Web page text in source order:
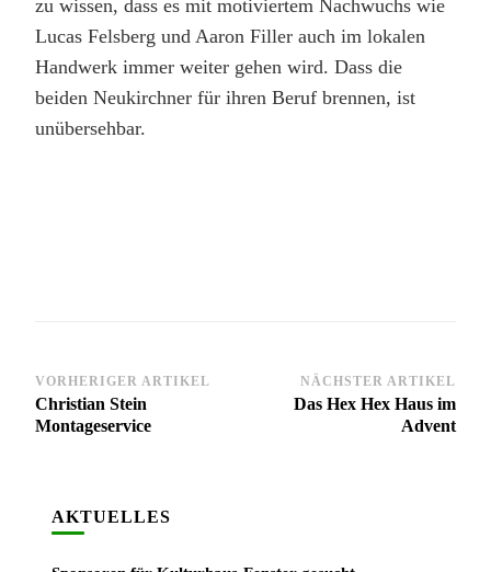
zu wissen, dass es mit motiviertem Nachwuchs wie
Lucas Felsberg und Aaron Filler auch im lokalen
Handwerk immer weiter gehen wird. Dass die
beiden Neukirchner für ihren Beruf brennen, ist
unübersehbar.
Beitragsnavigation
VORHERIGER ARTIKEL
Christian Stein
Montageservice
NÄCHSTER ARTIKEL
Das Hex Hex Haus im
Advent
AKTUELLES